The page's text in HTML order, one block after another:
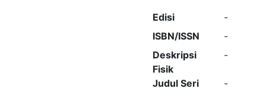
Edisi
-
ISBN/ISSN
-
Deskripsi
Fisik
-
Judul Seri -